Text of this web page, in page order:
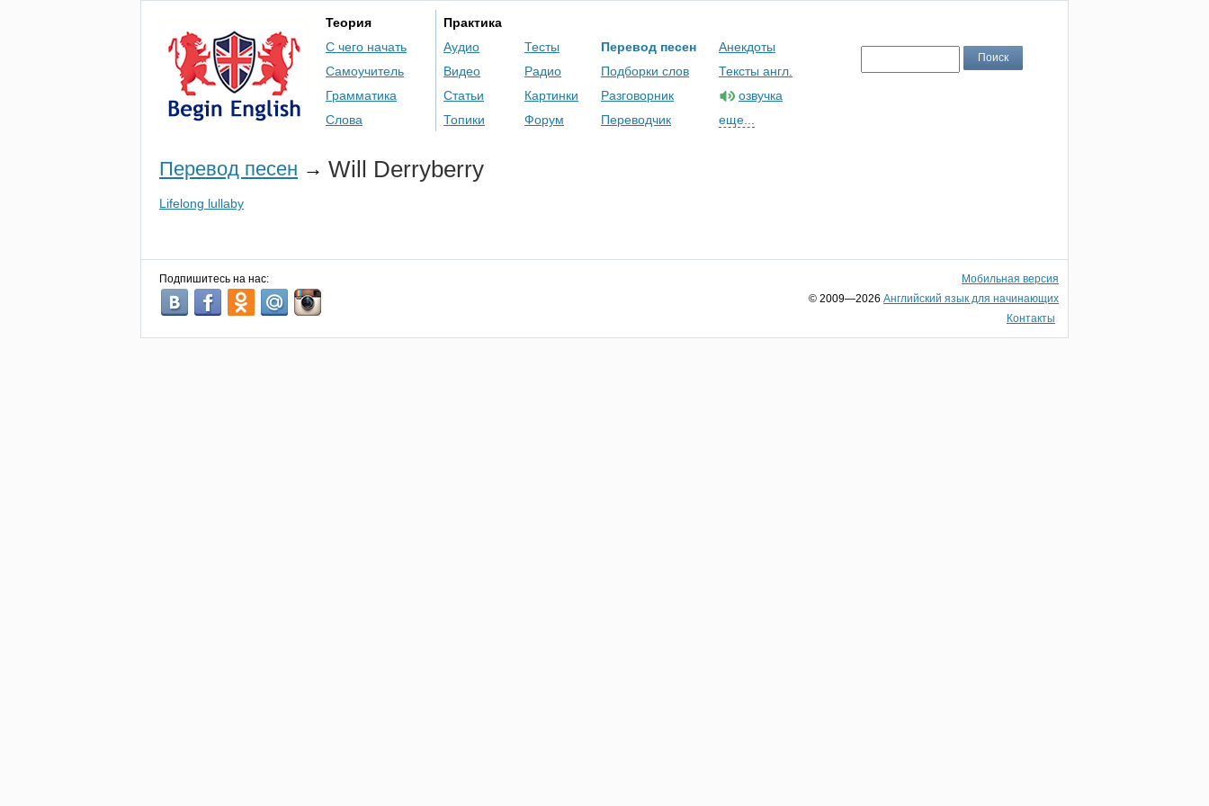
Теория
С чего начать
Самоучитель
Грамматика
Слова
Практика
Аудио
Видео
Статьи
Топики
Тесты
Радио
Картинки
Форум
Перевод песен
Подборки слов
Разговорник
Переводчик
Анекдоты
Тексты англ.
озвучка
еще...
Перевод песен → Will Derryberry
Lifelong lullaby
Подпишитесь на нас:
Мобильная версия
© 2009—2026 Английский язык для начинающих
Контакты